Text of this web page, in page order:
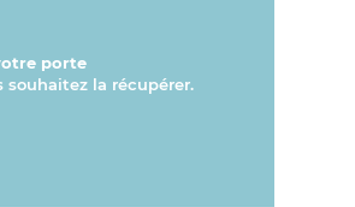
porte
la récupérer.